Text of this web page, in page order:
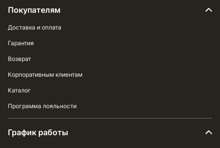
Покупателям
Доставка и оплата
Гарантия
Возврат
Корпоративным клиентам
Каталог
Программа лояльности
График работы